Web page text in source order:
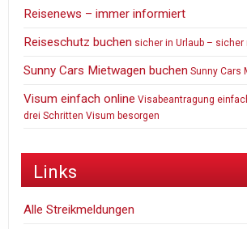
Reisenews – immer informiert
Reiseschutz buchen sicher in Urlaub – sicher
Sunny Cars Mietwagen buchen Sunny Cars
Visum einfach online Visabeantragung
drei Schritten Visum besorgen
Links
Alle Streikmeldungen